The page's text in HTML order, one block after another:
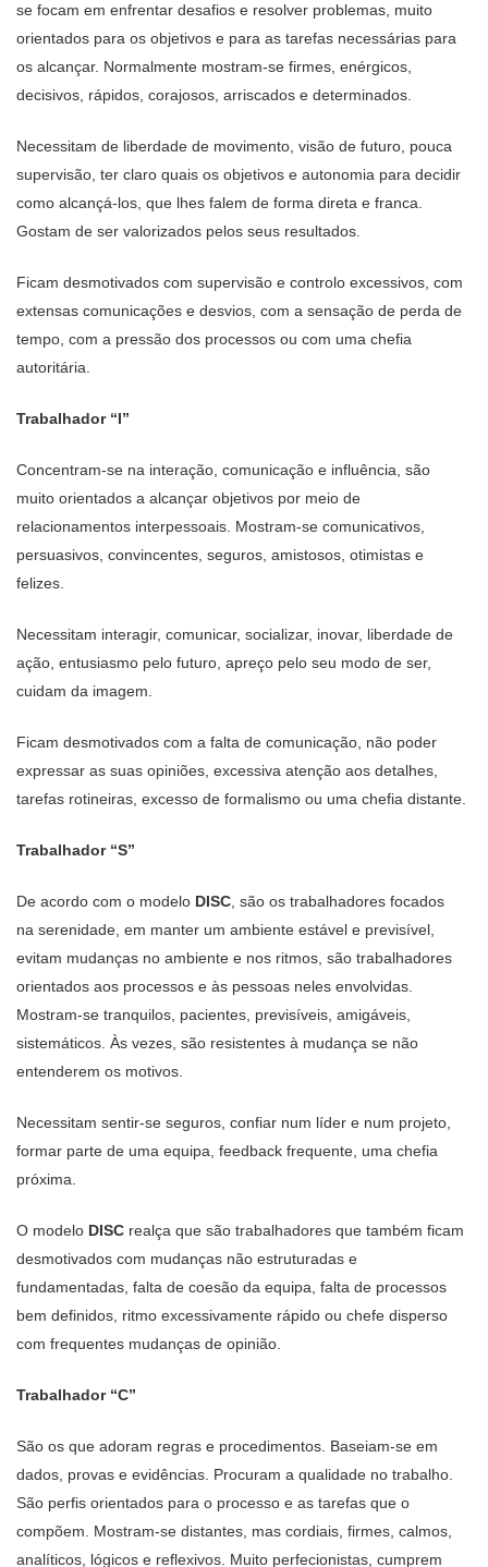
se focam em enfrentar desafios e resolver problemas, muito
orientados para os objetivos e para as tarefas necessárias para
os alcançar. Normalmente mostram-se firmes, enérgicos,
decisivos, rápidos, corajosos, arriscados e determinados.
Necessitam de liberdade de movimento, visão de futuro, pouca
supervisão, ter claro quais os objetivos e autonomia para decidir
como alcançá-los, que lhes falem de forma direta e franca.
Gostam de ser valorizados pelos seus resultados.
Ficam desmotivados com supervisão e controlo excessivos, com
extensas comunicações e desvios, com a sensação de perda de
tempo, com a pressão dos processos ou com uma chefia
autoritária.
Trabalhador “I”
Concentram-se na interação, comunicação e influência, são
muito orientados a alcançar objetivos por meio de
relacionamentos interpessoais. Mostram-se comunicativos,
persuasivos, convincentes, seguros, amistosos, otimistas e
felizes.
Necessitam interagir, comunicar, socializar, inovar, liberdade de
ação, entusiasmo pelo futuro, apreço pelo seu modo de ser,
cuidam da imagem.
Ficam desmotivados com a falta de comunicação, não poder
expressar as suas opiniões, excessiva atenção aos detalhes,
tarefas rotineiras, excesso de formalismo ou uma chefia distante.
Trabalhador “S”
De acordo com o modelo DISC , são os trabalhadores focados
na serenidade, em manter um ambiente estável e previsível,
evitam mudanças no ambiente e nos ritmos, são trabalhadores
orientados aos processos e às pessoas neles envolvidas.
Mostram-se tranquilos, pacientes, previsíveis, amigáveis,
sistemáticos. Às vezes, são resistentes à mudança se não
entenderem os motivos.
Necessitam sentir-se seguros, confiar num líder e num projeto,
formar parte de uma equipa, feedback frequente, uma chefia
próxima.
O modelo DISC realça que são trabalhadores que também ficam
desmotivados com mudanças não estruturadas e
fundamentadas, falta de coesão da equipa, falta de processos
bem definidos, ritmo excessivamente rápido ou chefe disperso
com frequentes mudanças de opinião.
Trabalhador “C”
São os que adoram regras e procedimentos. Baseiam-se em
dados, provas e evidências. Procuram a qualidade no trabalho.
São perfis orientados para o processo e as tarefas que o
compõem. Mostram-se distantes, mas cordiais, firmes, calmos,
analíticos, lógicos e reflexivos. Muito perfecionistas, cumprem